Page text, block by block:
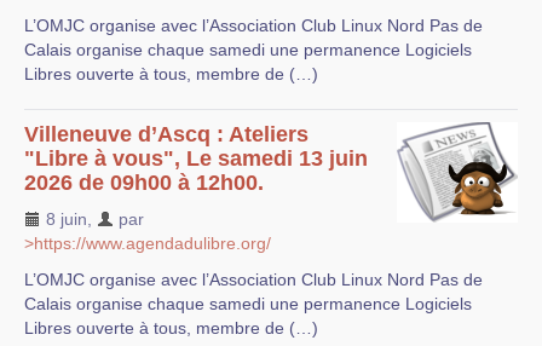
L’OMJC organise avec l’Association Club Linux Nord Pas de
Calais organise chaque samedi une permanence Logiciels
Libres ouverte à tous, membre de (…)
Villeneuve d’Ascq : Ateliers
"Libre à vous", Le samedi 13 juin
2026 de 09h00 à 12h00.
8 juin
par
>https://www.agendadulibre.org/
L’OMJC organise avec l’Association Club Linux Nord Pas de
Calais organise chaque samedi une permanence Logiciels
Libres ouverte à tous, membre de (…)